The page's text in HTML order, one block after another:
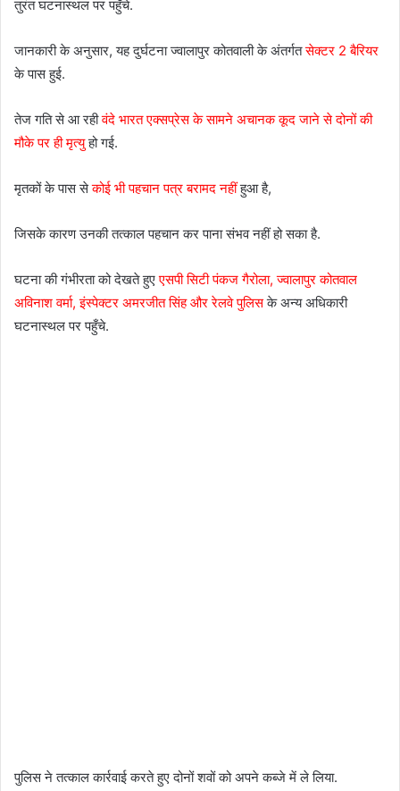
तुरंत घटनास्थल पर पहुँचे.
जानकारी के अनुसार, यह दुर्घटना ज्वालापुर कोतवाली के अंतर्गतसेक्टर 2 बैरियर
के पास हुई.
तेज गति से आ रहीवंदे भारत एक्सप्रेस के सामने अचानक कूद जाने से दोनों की
मौके पर ही मृत्युहो गई.
मृतकों के पास सेकोई भी पहचान पत्र बरामद नहींहुआ है,
जिसके कारण उनकी तत्काल पहचान कर पाना संभव नहीं हो सका है.
घटना की गंभीरता को देखते हुएएसपी सिटी पंकज गैरोला, ज्वालापुर कोतवाल
अविनाश वर्मा, इंस्पेक्टर अमरजीत सिंह और रेलवे पुलिसके अन्य अधिकारी
घटनास्थल पर पहुँचे.
पुलिस ने तत्काल कार्रवाई करते हुए दोनों शवों को अपने कब्जे में ले लिया.